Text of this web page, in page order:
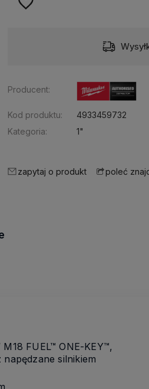
Producent:
Kod produktu:
4933459732
Kategoria:
1"
zapytaj o produkt poleć
FUEL™ ONE-KEY™,
silnikiem